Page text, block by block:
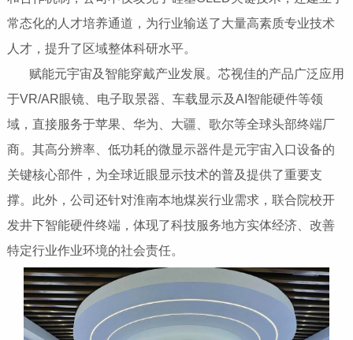
常态化的人才培养通道，为行业输送了大量高素质专业技术
人才，提升了区域整体科研水平。
赋能元宇宙及智能穿戴产业发展‌。芯视佳的产品广泛应用
于VR/AR眼镜、电子取景器、车载显示及AI智能硬件等领
域，直接服务于苹果、华为、大疆、歌尔等全球头部终端厂
商。其高分辨率、低功耗的微显示器件是元宇宙入口设备的
关键核心部件，为全球近眼显示技术的普及提供了重要支
撑。此外，公司还针对淮南本地煤炭行业需求，联合院校开
发井下智能硬件终端，体现了科技服务地方实体经济、改善
特定行业作业环境的社会责任。